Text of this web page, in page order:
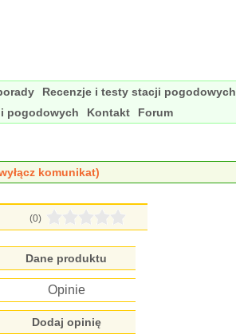
Recenzje i testy stacji pogodowych
pogodowych Kontakt Forum
komunikat)
(0)
Dane produktu
Opinie
Dodaj opinię